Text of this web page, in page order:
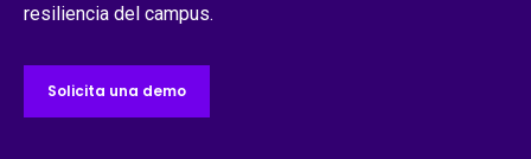
resiliencia del campus.
Solicita una demo